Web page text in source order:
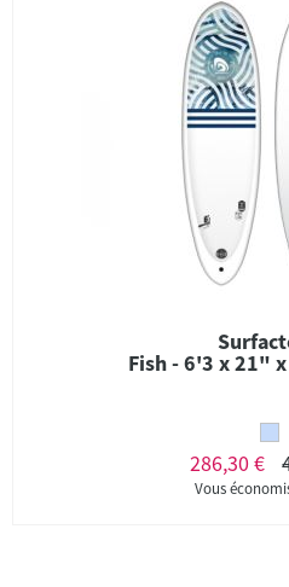
Fish - 6'3 x 21"
286,30 €
Vous